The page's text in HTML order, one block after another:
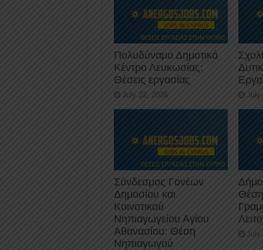
Πολυδύναμο Δημοτικό
Κέντρο Λευκωσίας:
Θέσεις εργασίας
July 22, 2026 July
Σύνδεσμος Γονέων
Δημοσίου και
Κοινοτικού
Νηπιαγωγείου Αγίου
Αθανασίου: Θέση
Νηπιαγωγού
July